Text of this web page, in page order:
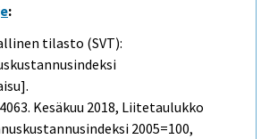
:
tilasto (SVT):
Kesäkuu 2018, Liitetaulukko
2005=100,